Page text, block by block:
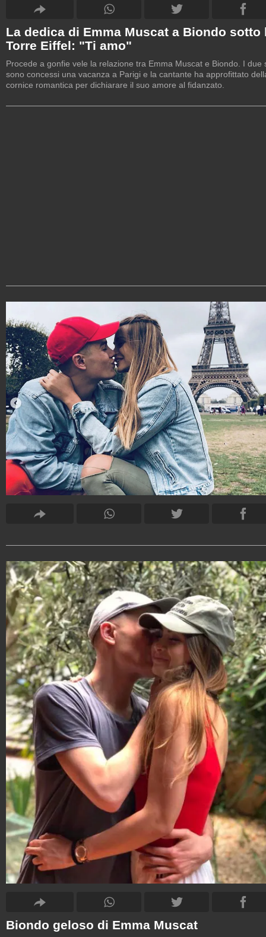
La dedica di Emma Muscat a Biondo sotto
Torre Eiffel: "Ti amo"
Procede a gonfie vele la relazione tra Emma Muscat e Biondo. I due
sono concessi una vacanza a Parigi e la cantante ha approfittato
cornice romantica per dichiarare il suo amore al fidanzato.
Biondo geloso di Emma Muscat